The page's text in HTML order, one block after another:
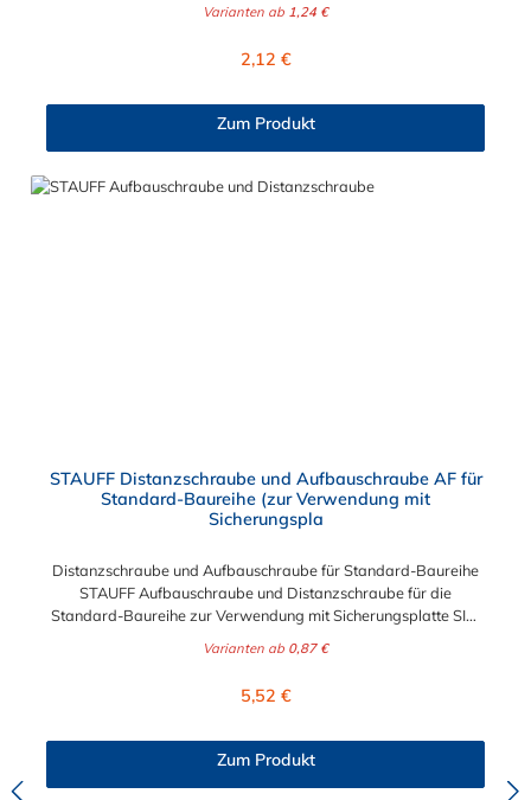
Varianten ab 1,24 €
Regulärer Preis:
2,12 €
Zum Produkt
STAUFF Distanzschraube und Aufbauschraube AF für
Standard-Baureihe (zur Verwendung mit
Sicherungspla
Distanzschraube und Aufbauschraube für Standard-Baureihe
STAUFF Aufbauschraube und Distanzschraube für die
Standard-Baureihe zur Verwendung mit Sicherungsplatte SIG.
Distanzschraube ist zwischen verzinkten Stahl und Edelstahl
Varianten ab 0,87 €
Regulärer Preis:
5,52 €
Zum Produkt